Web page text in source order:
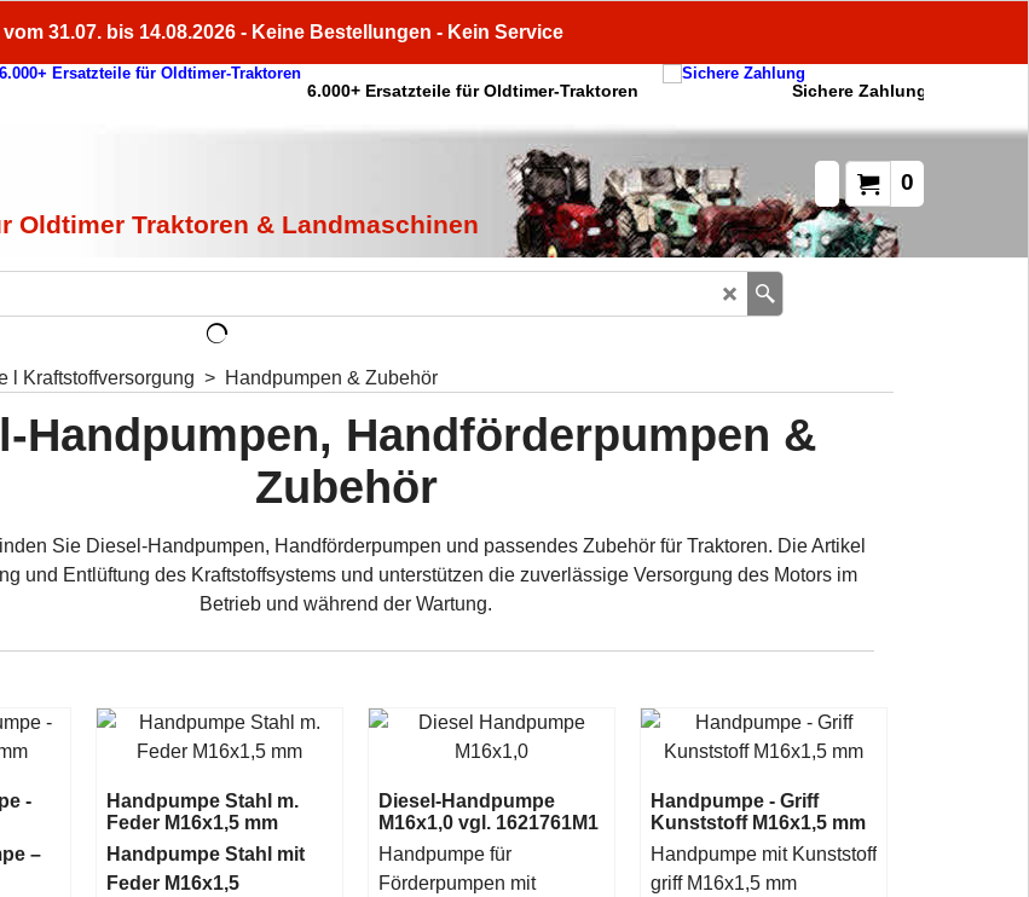
31.07. bis 14.08.2026 - Keine Bestellungen - Kein Service
6.000+ Ersatzteile für Oldtimer-Traktoren Sichere Zahlung
0
Oldtimer Traktoren & Landmaschinen
l Kraftstoffversorgung > Handpumpen & Zubehör
Handpumpen, Handförderpumpen &
Zubehör
Sie Diesel-Handpumpen, Handförderpumpen und passendes Zubehör für Traktoren. Die Artikel
und Entlüftung des Kraftstoffsystems und unterstützen die zuverlässige Versorgung des Motors im
Betrieb und während der Wartung.
-
–
Handpumpe Stahl m.
Feder M16x1,5 mm
Handpumpe Stahl mit
Feder M16x1,5
Diesel-Handpumpe
M16x1,0 vgl. 1621761M1
Handpumpe für
Förderpumpen mit
Handpumpe - Griff
Kunststoff M16x1,5 mm
Handpumpe mit Kunststoff
griff M16x1,5 mm